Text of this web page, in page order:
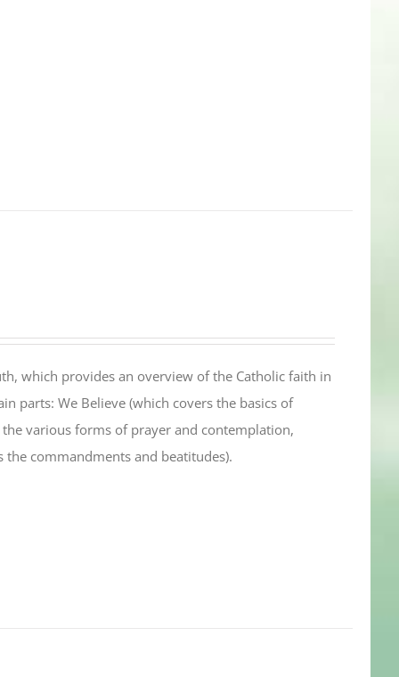
which provides an overview of the Catholic faith in
parts: We Believe (which covers the basics of
various forms of prayer and contemplation,
the commandments and beatitudes).